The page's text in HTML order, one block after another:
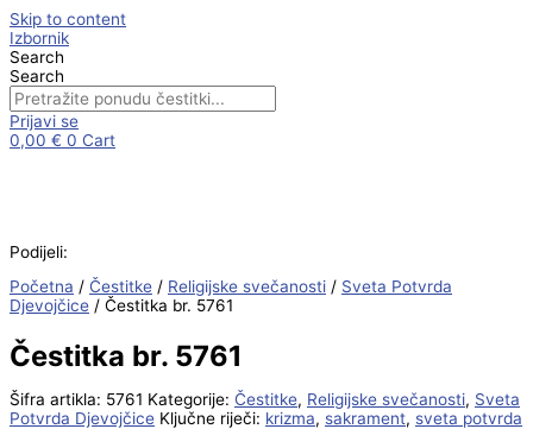
Skip to content
Izbornik
Search
Search
Prijavi se
0,00 € 0 Cart
Podijeli:
Početna / Čestitke / Religijske svečanosti / Sveta Potvrda
Djevojčice / Čestitka br. 5761
Čestitka br. 5761
Šifra artikla: 5761 Kategorije: Čestitke, Religijske svečanosti, Sveta
Potvrda Djevojčice Ključne riječi: krizma, sakrament, sveta potvrda